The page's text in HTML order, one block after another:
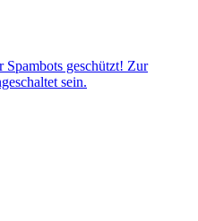
geschützt! Zur
sein.